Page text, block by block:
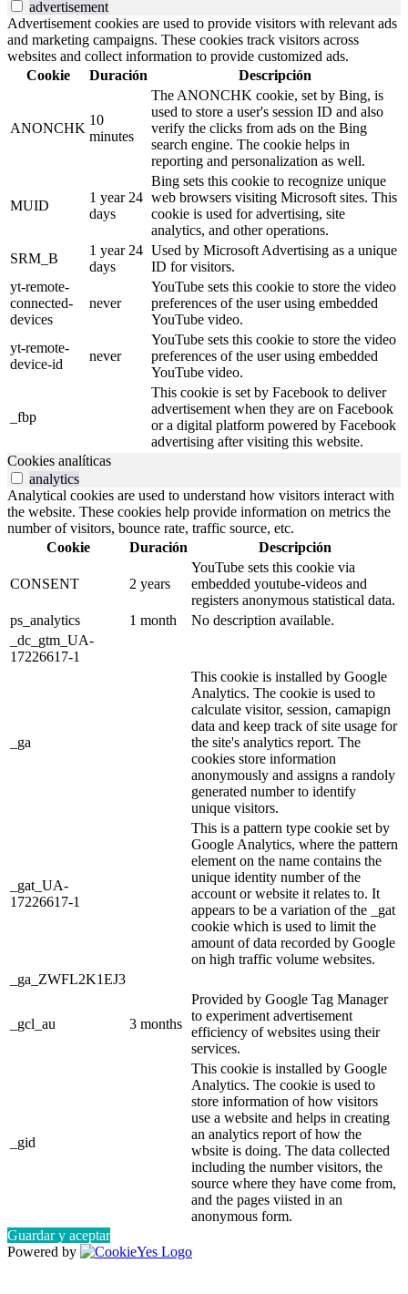
advertisement
Advertisement cookies are used to provide visitors with relevant ads
and marketing campaigns. These cookies track visitors across
websites and collect information to provide customized ads.
Cookie
Duración Descripción
ANONCHK
10
minutes
The ANONCHK cookie, set by Bing, is
used to store a user's session ID and also
verify the clicks from ads on the Bing
search engine. The cookie helps in
reporting and personalization as well.
MUID
1 year 24
days
Bing sets this cookie to recognize unique
web browsers visiting Microsoft sites. This
cookie is used for advertising, site
analytics, and other operations.
SRM_B
1 year 24
days
Used by Microsoft Advertising as a unique
ID for visitors.
yt-remote-
connected-
devices
never
YouTube sets this cookie to store the video
preferences of the user using embedded
YouTube video.
yt-remote-
device-id
never
YouTube sets this cookie to store the video
preferences of the user using embedded
YouTube video.
_fbp
This cookie is set by Facebook to deliver
advertisement when they are on Facebook
or a digital platform powered by Facebook
advertising after visiting this website.
Cookies analíticas
analytics
Analytical cookies are used to understand how visitors interact with
the website. These cookies help provide information on metrics the
number of visitors, bounce rate, traffic source, etc.
Cookie
Duración Descripción
CONSENT 2 years
YouTube sets this cookie via
embedded youtube-videos and
registers anonymous statistical data.
ps_analytics
1 month
No description available.
_dc_gtm_UA-
17226617-1
_ga
This cookie is installed by Google
Analytics. The cookie is used to
calculate visitor, session, camapign
data and keep track of site usage for
the site's analytics report. The
cookies store information
anonymously and assigns a randoly
generated number to identify
unique visitors.
_gat_UA-
17226617-1
This is a pattern type cookie set by
Google Analytics, where the pattern
element on the name contains the
unique identity number of the
account or website it relates to. It
appears to be a variation of the _gat
cookie which is used to limit the
amount of data recorded by Google
on high traffic volume websites.
_ga_ZWFL2K1EJ3
_gcl_au 3 months
Provided by Google Tag Manager
to experiment advertisement
efficiency of websites using their
services.
_gid
This cookie is installed by Google
Analytics. The cookie is used to
store information of how visitors
use a website and helps in creating
an analytics report of how the
wbsite is doing. The data collected
including the number visitors, the
source where they have come from,
and the pages viisted in an
anonymous form.
Guardar y aceptar
Powered by